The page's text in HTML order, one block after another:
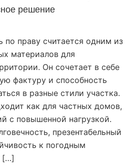
решение
по праву считается одним из
материалов для
Он сочетает в себе
фактуру и способность
в разные стили участка.
как для частных домов,
с повышенной нагрузкой.
презентабельный
к погодным
[…]